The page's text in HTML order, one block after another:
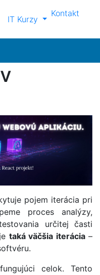
IT Kurzy
Kontakt
pojem iterácia pri
proces analýzy,
určitej časti
taká väčšia iterácia–
celok. Tento